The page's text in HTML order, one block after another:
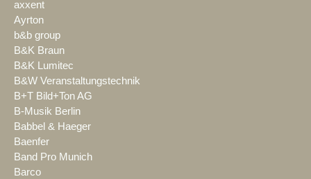
axxent
Ayrton
b&b group
B&K Braun
B&K Lumitec
B&W Veranstaltungstechnik
B+T Bild+Ton AG
B-Musik Berlin
Babbel & Haeger
Baenfer
Band Pro Munich
Barco